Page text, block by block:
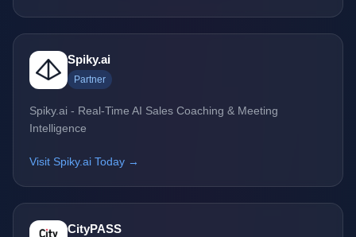
Spiky.ai
Partner
Spiky.ai - Real-Time AI Sales Coaching & Meeting
Intelligence
Visit Spiky.ai Today →
CityPASS